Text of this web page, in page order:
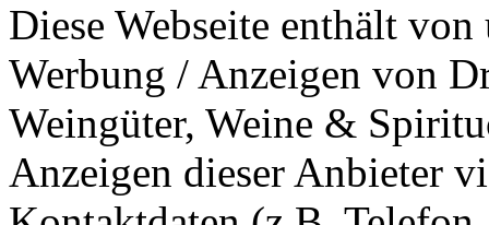
Diese Webseite enthält
Werbung / Anzeigen von
Weingüter, Weine &
Anzeigen dieser Anbieter